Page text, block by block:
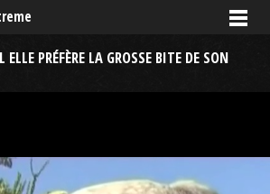
PRÉFÈRE LA GROSSE BITE DE SON